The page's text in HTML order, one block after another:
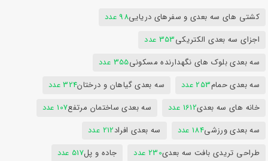
کشتی های سه بعدی و سفرهای دریایی98 عدد
اجزای سه بعدی الکتریکی353 عدد
سه بعدی بلوک های نگهدارنده مسکونی355 عدد
سه بعدی حمام253 عدد سه بعدی گیاهان و درختان324 عدد
خانه های سه بعدی1612 عدد سه بعدی ساختمان مرتفع107 عدد
سه بعدی ورزشی184 عدد سه بعدی افراد212 عدد
طراحی تریدی بافت سه بعدی230 عدد جاده و پل517 عدد